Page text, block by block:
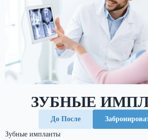
ЗУБНЫЕ
До После
Зубные импланты